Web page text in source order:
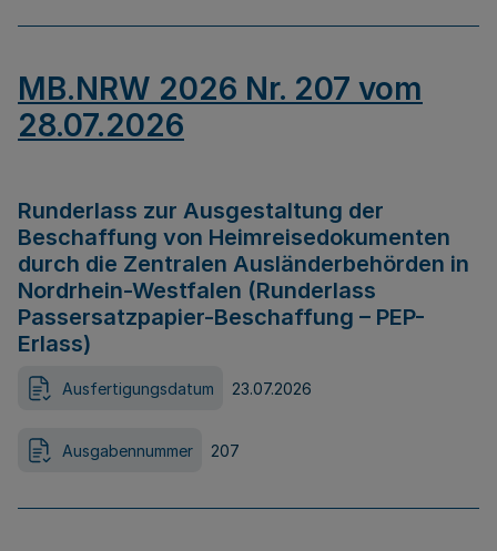
MB.NRW 2026 Nr. 207 vom
28.07.2026
Runderlass zur Ausgestaltung der
Beschaffung von Heimreisedokumenten
durch die Zentralen Ausländerbehörden in
Nordrhein-Westfalen (Runderlass
Passersatzpapier-Beschaffung – PEP-
Erlass)
Ausfertigungsdatum 23.07.2026
Ausgabennummer 207